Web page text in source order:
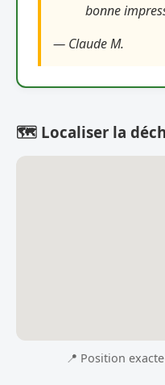
bonne
— Claude M.
🗺️ Localiser la
📍 Position